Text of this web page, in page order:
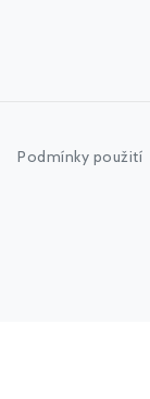
Podmínky použití